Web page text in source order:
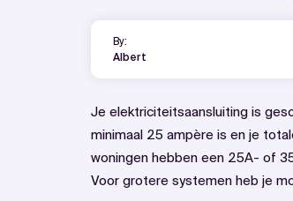
By:
Albert
Je elektriciteitsaansluiting is
minimaal 25 ampère is en je
woningen hebben een 25A- of
Voor grotere systemen heb je